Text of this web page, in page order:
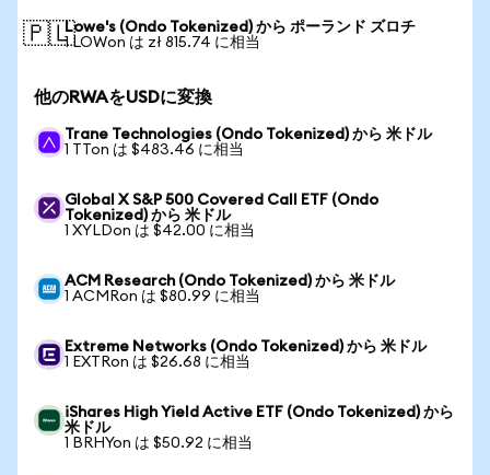
🇵🇱Lowe's (Ondo Tokenized) から ポーランド ズロチ
1 LOWon は zł 815.74 に相当
他のRWAをUSDに変換
Trane Technologies (Ondo Tokenized) から 米ドル
1 TTon は $483.46 に相当
Global X S&P 500 Covered Call ETF (Ondo
Tokenized) から 米ドル
1 XYLDon は $42.00 に相当
ACM Research (Ondo Tokenized) から 米ドル
1 ACMRon は $80.99 に相当
Extreme Networks (Ondo Tokenized) から 米ドル
1 EXTRon は $26.68 に相当
iShares High Yield Active ETF (Ondo Tokenized) から
米ドル
1 BRHYon は $50.92 に相当